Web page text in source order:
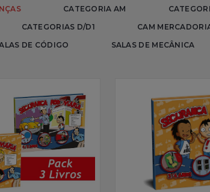
CATEGORIA AM
CATEGORIAS D/D1 CAM
DE CÓDIGO SALAS DE MECÂNICA